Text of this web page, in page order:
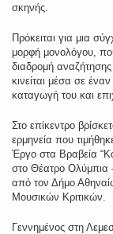
σκηνής.
Πρόκειται για μια
μορφή μονολόγου,
διαδρομή
κινείται μέσα σε
καταγωγή του και
Στο επίκεντρο
ερμηνεία που
Έργο στα Βραβεία
στο Θέατρο Ολύμπια
από τον Δήμο
Μουσικών Κριτικών.
Γεννημένος στη